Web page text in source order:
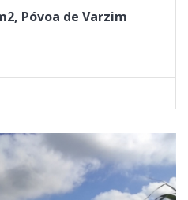
Póvoa de Varzim